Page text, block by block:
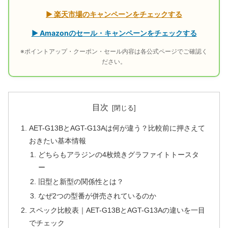
▶ 楽天市場のキャンペーンをチェックする
▶ Amazonのセール・キャンペーンをチェックする
※ポイントアップ・クーポン・セール内容は各公式ページでご確認く
ださい。
目次
AET-G13BとAGT-G13Aは何が違う？比較前に押さえて
おきたい基本情報
どちらもアラジンの4枚焼きグラファイトトースタ
ー
旧型と新型の関係性とは？
なぜ2つの型番が併売されているのか
スペック比較表｜AET-G13BとAGT-G13Aの違いを一目
でチェック